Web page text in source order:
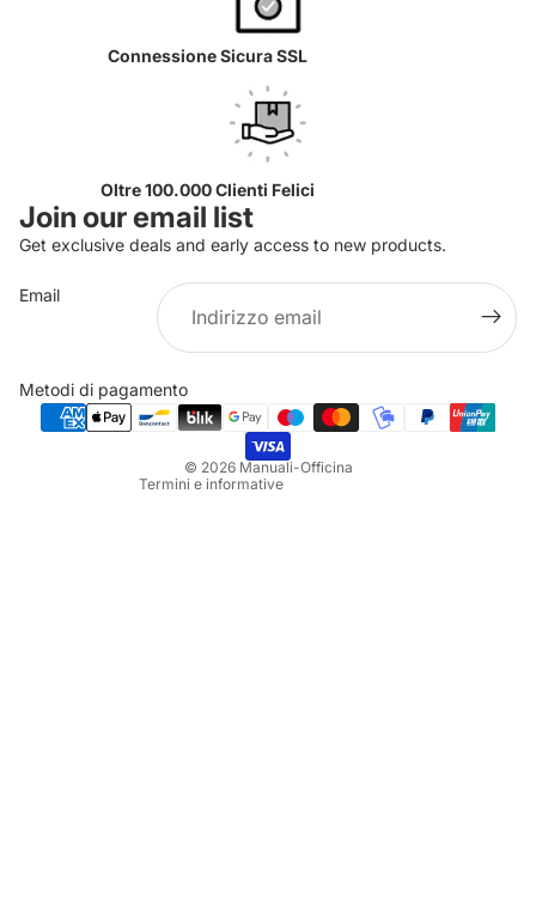
Connessione Sicura SSL
Oltre 100.000 Clienti Felici
Join our email list
Get exclusive deals and early access to new products.
Email
Metodi di pagamento
© 2026 Manuali-Officina
Termini e informative
Informativa sulla privacy
Termini e condizioni del servizio